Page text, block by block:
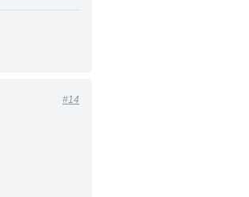
#14